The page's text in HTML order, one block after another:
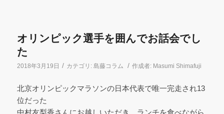
オリンピック選手を囲んでお話会でし
た
2018年3月19日 / カテゴリ: 島藤コラム / 作成者: Masumi Shimafuji
北京オリンピックマラソンの日本代表で唯一完走され13
位だった
中村友梨香さんにお越しいただき、ランチを食べながら